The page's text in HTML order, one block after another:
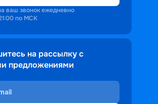
ваш звонок ежедневно
по МСК
на рассылку с
предложениями